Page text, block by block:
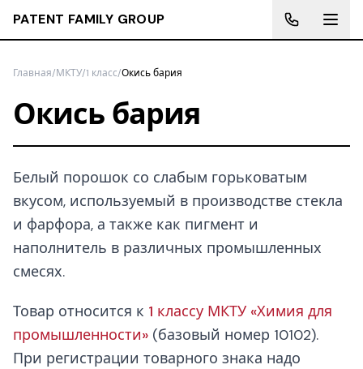
PATENT FAMILY GROUP
Главная/МКТУ/1 класс/Окись бария
Окись бария
Белый порошок со слабым горьковатым
вкусом, используемый в производстве стекла
и фарфора, а также как пигмент и
наполнитель в различных промышленных
смесях.
Товар относится к 1 классу МКТУ «Химия для
промышленности» (базовый номер 10102).
При регистрации товарного знака надо